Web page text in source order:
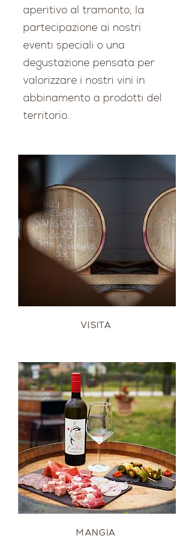
aperitivo al tramonto, la
partecipazione ai nostri
eventi speciali o una
degustazione pensata per
valorizzare i nostri vini in
abbinamento a prodotti del
territorio.
VISITA
MANGIA